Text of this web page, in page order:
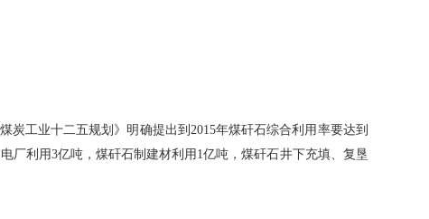
工业十二五规划》明确提出到2015年煤矸石综合利用率要达到
厂利用3亿吨，煤矸石制建材利用1亿吨，煤矸石井下充填、复垦